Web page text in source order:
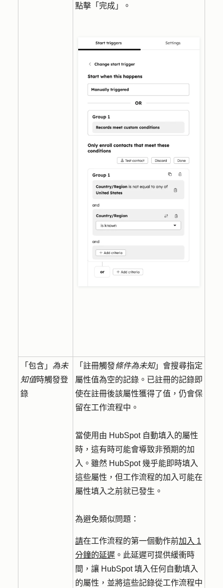
點擊「 完成 」。
「包含」 為未
知值時觸發登
錄
「註冊觸發條件為未知」會搜尋指定
屬性值為空的記錄。已註冊的記錄即
使在註冊後該屬性獲得了值，仍會保
留在工作流程中。
當使用由 HubSpot 自動填入的屬性
時，這有時可能會導致非預期的加
入。雖然 HubSpot 幾乎能即時填入
這些屬性，但工作流程的加入可能在
屬性填入之前就已發生。
為避免類似問題：
請在工作流程的第一個動作前加入 1
分鐘的延遲 。此延遲可提供緩衝時
間，讓 HubSpot 填入任何自動填入
的屬性，並將這些記錄從工作流程中